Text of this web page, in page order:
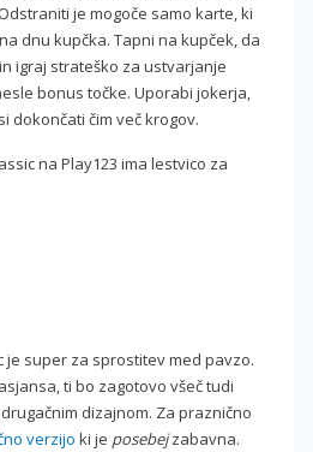
je mogoče samo karte, ki
dnu kupčka. Tapni na kupček, da
igraj strateško za ustvarjanje
bonus točke. Uporabi jokerja,
dokončati čim več krogov.
na Play123 ima lestvico za
je super za sprostitev med pavzo.
ti bo zagotovo všeč tudi
dizajnom. Za praznično
verzijo ki je posebejzabavna.